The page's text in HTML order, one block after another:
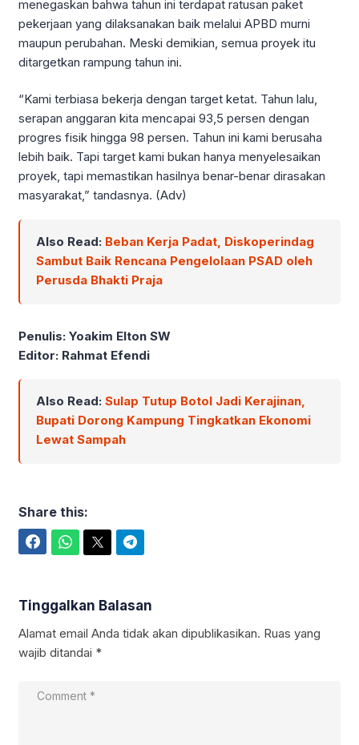
menegaskan bahwa tahun ini terdapat ratusan paket
pekerjaan yang dilaksanakan baik melalui APBD murni
maupun perubahan. Meski demikian, semua proyek itu
ditargetkan rampung tahun ini.
“Kami terbiasa bekerja dengan target ketat. Tahun lalu,
serapan anggaran kita mencapai 93,5 persen dengan
progres fisik hingga 98 persen. Tahun ini kami berusaha
lebih baik. Tapi target kami bukan hanya menyelesaikan
proyek, tapi memastikan hasilnya benar-benar dirasakan
masyarakat,” tandasnya. (Adv)
Also Read: Beban Kerja Padat, Diskoperindag
Sambut Baik Rencana Pengelolaan PSAD oleh
Perusda Bhakti Praja
Penulis: Yoakim Elton SW
Editor: Rahmat Efendi
Also Read: Sulap Tutup Botol Jadi Kerajinan,
Bupati Dorong Kampung Tingkatkan Ekonomi
Lewat Sampah
Share this:
Tinggalkan Balasan
Alamat email Anda tidak akan dipublikasikan. Ruas yang
wajib ditandai *